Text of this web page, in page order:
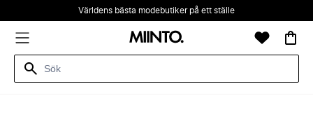
Världens bästa modebutiker på ett ställe